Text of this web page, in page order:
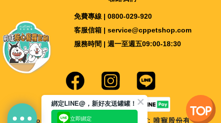
免費專線 | 0800-029-920
客服信箱 | service@cppetshop.com
服務時間 | 週一至週五09:00-18:30
Copyright © 2018-2026 nu4PET; 唯寵股份有
綁定LINE@，新好友送罐罐！
立即綁定